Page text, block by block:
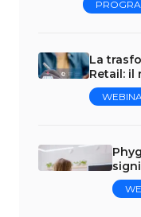
La
Retail: il